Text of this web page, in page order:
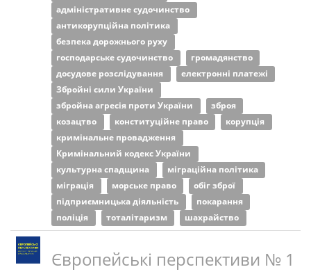
адміністративне судочинство
антикорупційна політика
безпека дорожнього руху
господарське судочинство
громадянство
досудове розслідування
електронні платежі
Збройні сили України
збройна агресія проти України
зброя
козацтво
конституційне право
корупція
кримінальне провадження
Кримінальний кодекс України
культурна спадщина
міграційна політика
міграція
морське право
обіг зброї
підприємницька діяльність
покарання
поліція
тоталітаризм шахрайство
Європейські перспективи № 1